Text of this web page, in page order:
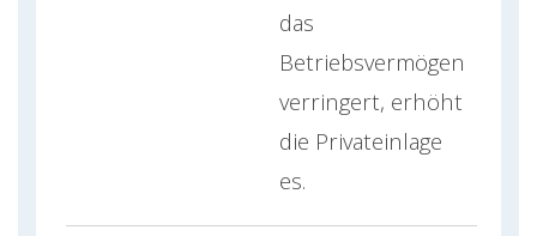
das
Betriebsvermögen
verringert, erhöht
die Privateinlage
es.